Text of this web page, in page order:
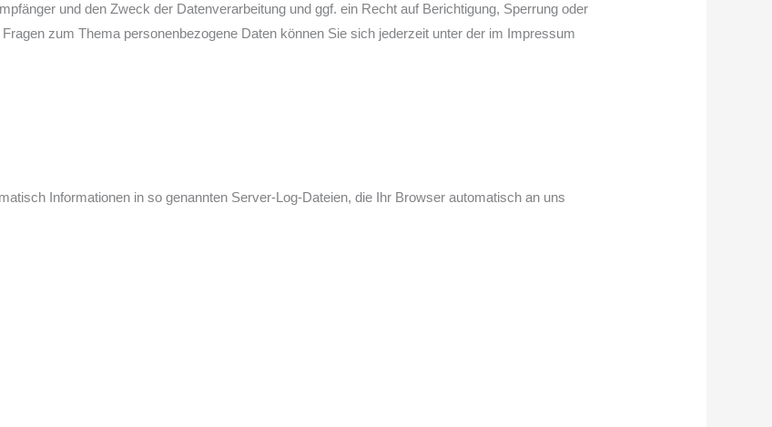
und den Zweck der Datenverarbeitung und ggf. ein Recht auf Berichtigung, Sperrung oder
zum Thema personenbezogene Daten können Sie sich jederzeit unter der im Impressum
Informationen in so genannten Server-Log-Dateien, die Ihr Browser automatisch an uns